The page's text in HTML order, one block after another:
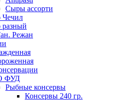
Сыры ассорти
Режан
ФУД
Рыбные консервы
Консервы 240 гр.